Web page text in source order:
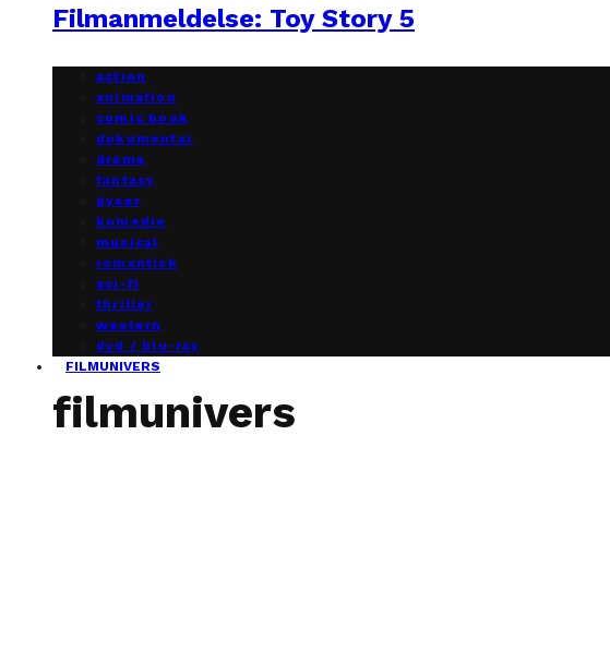
Filmanmeldelse: Toy Story 5
action
animation
comic book
dokumentar
drama
fantasy
gyser
komedie
musical
romantisk
sci-fi
thriller
western
dvd / blu-ray
FILMUNIVERS
filmunivers